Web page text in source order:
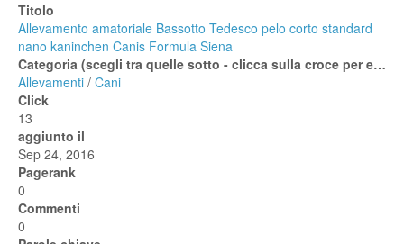
Titolo
Allevamento amatoriale Bassotto Tedesco pelo corto standard
nano kaninchen Canis Formula Siena
Categoria (scegli tra quelle sotto - clicca sulla croce per espanderle)
Allevamenti / Cani
Click
13
aggiunto il
Sep 24, 2016
Pagerank
0
Commenti
0